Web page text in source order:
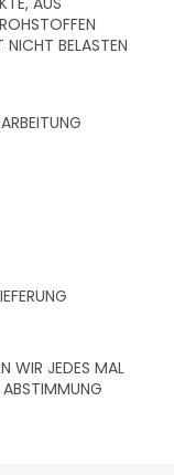
NICHT BELASTEN
WIR JEDES MAL